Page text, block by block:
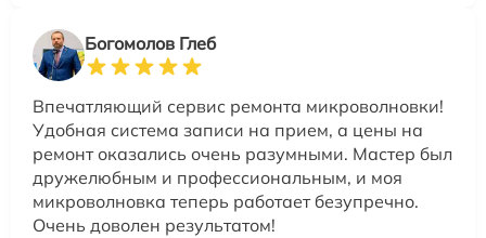
Богомолов Глеб
Впечатляющий сервис ремонта микроволновки!
Удобная система записи на прием, а цены на
ремонт оказались очень разумными. Мастер был
дружелюбным и профессиональным, и моя
микроволновка теперь работает безупречно.
Очень доволен результатом!